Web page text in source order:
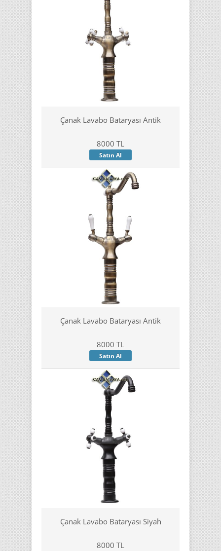
Çanak Lavabo Bataryası Antik
8000 TL
Satın Al
Çanak Lavabo Bataryası Antik
8000 TL
Satın Al
Çanak Lavabo Bataryası Siyah
8000 TL